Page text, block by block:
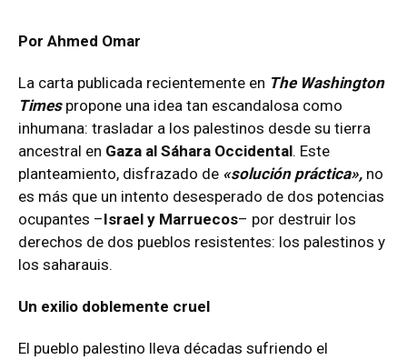
Por Ahmed Omar
La carta publicada recientemente en The Washington
Times propone una idea tan escandalosa como
inhumana: trasladar a los palestinos desde su tierra
ancestral en Gaza al Sáhara Occidental. Este
planteamiento, disfrazado de «solución práctica», no
es más que un intento desesperado de dos potencias
ocupantes –Israel y Marruecos– por destruir los
derechos de dos pueblos resistentes: los palestinos y
los saharauis.
Un exilio doblemente cruel
El pueblo palestino lleva décadas sufriendo el